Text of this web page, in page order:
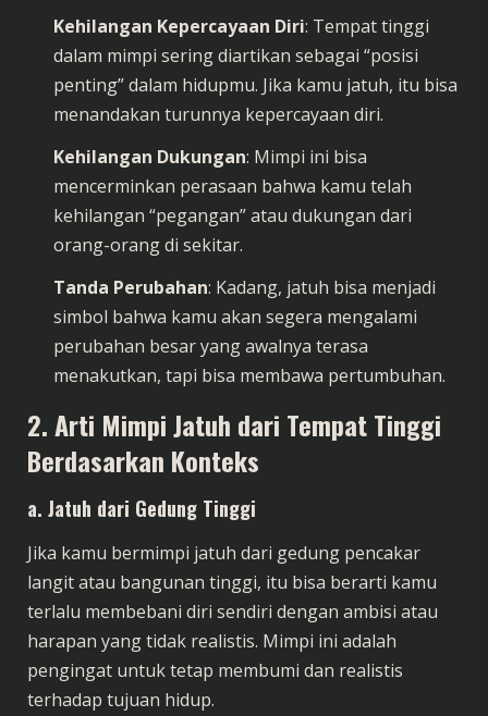
Kehilangan Kepercayaan Diri: Tempat tinggi
dalam mimpi sering diartikan sebagai “posisi
penting” dalam hidupmu. Jika kamu jatuh, itu bisa
menandakan turunnya kepercayaan diri.
Kehilangan Dukungan: Mimpi ini bisa
mencerminkan perasaan bahwa kamu telah
kehilangan “pegangan” atau dukungan dari
orang-orang di sekitar.
Tanda Perubahan: Kadang, jatuh bisa menjadi
simbol bahwa kamu akan segera mengalami
perubahan besar yang awalnya terasa
menakutkan, tapi bisa membawa pertumbuhan.
2. Arti Mimpi Jatuh dari Tempat Tinggi
Berdasarkan Konteks
a. Jatuh dari Gedung Tinggi
Jika kamu bermimpi jatuh dari gedung pencakar
langit atau bangunan tinggi, itu bisa berarti kamu
terlalu membebani diri sendiri dengan ambisi atau
harapan yang tidak realistis. Mimpi ini adalah
pengingat untuk tetap membumi dan realistis
terhadap tujuan hidup.